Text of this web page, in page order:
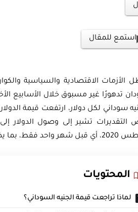
استمع للمقال
الأزمات الاقتصادية والسياسية
تدهورًا غير مسبوق خلال الأسابيع
استقرار الاقتصاد الكلي للسودان.
المحتويات
لماذا تراجعت قيمة الجنيه السوداني؟
Add To Cart